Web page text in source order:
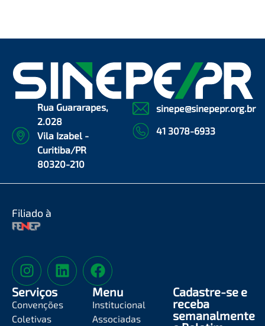
Rua Guararapes,
2.028
Vila Izabel -
Curitiba/PR
80320-210
sinepe@sinepepr.org.br
41 3078-6933
Filiado à
Serviços
Convenções
Coletivas
Menu
Institucional
Associadas
Cadastre-se e
receba
semanalmente